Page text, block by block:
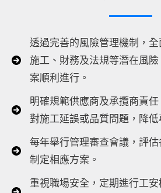
透過完善的風險管理機制，全
施工、財務及法規等潛在風
案順利進行。
明確規範供應商及承攬商責
對施工延誤或品質問題，降低
每年舉行管理審查會議，評
制定相應方案。
重視職場安全，定期進行工